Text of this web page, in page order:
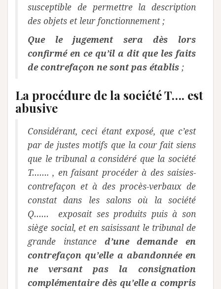
susceptible de permettre la description
des objets et leur fonctionnement ;
Que le jugement sera dès lors
confirmé en ce qu’il a dit que les faits
de contrefaçon ne sont pas établis ;
La procédure de la société T…. est
abusive
Considérant, ceci étant exposé, que c’est
par de justes motifs que la cour fait siens
que le tribunal a considéré que la société
T……. , en faisant procéder à des saisies-
contrefaçon et à des procès-verbaux de
constat dans les salons où la société
Q…… exposait ses produits puis à son
siège social, et en saisissant le tribunal de
grande instance d’une demande en
contrefaçon qu’elle a abandonnée en
ne versant pas la consignation
complémentaire dès qu’elle a compris